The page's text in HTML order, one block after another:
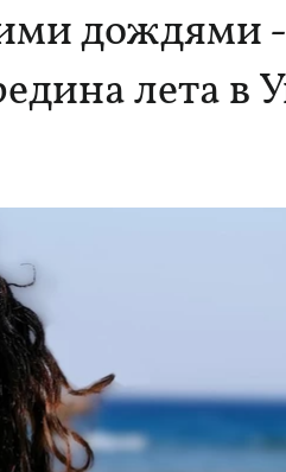
дождями
лета в